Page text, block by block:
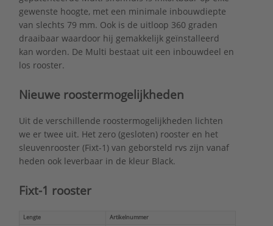
gewenste hoogte, met een minimale inbouwdiepte
van slechts 79 mm. Ook is de uitloop 360 graden
draaibaar waardoor hij gemakkelijk geïnstalleerd
kan worden. De Multi bestaat uit een inbouwdeel en
los rooster.
Nieuwe roostermogelijkheden
Uit de verschillende roostermogelijkheden lichten
we er twee uit. Het zero (gesloten) rooster en het
sleuvenrooster (Fixt-1) van geborsteld rvs zijn vanaf
heden ook leverbaar in de kleur Black.
Fixt-1 rooster
Lengte
Artikelnummer